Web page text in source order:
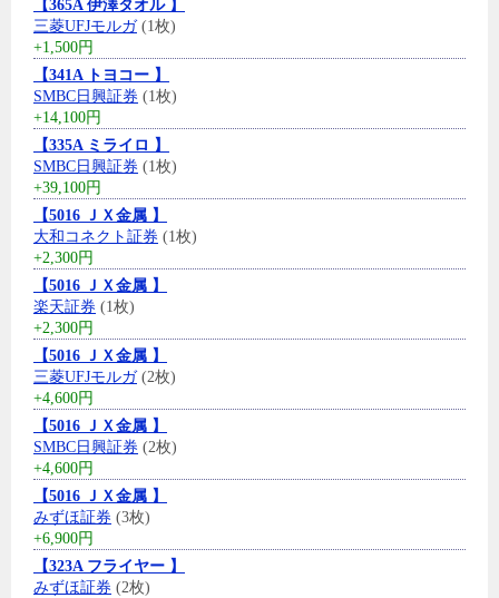
【365A 伊澤タオル 】
三菱UFJモルガ(1枚)
+1,500円
【341A トヨコー 】
SMBC日興証券 (1枚)
+14,100円
【335A ミライロ 】
SMBC日興証券 (1枚)
+39,100円
【5016 ＪＸ金属 】
大和コネクト証券 (1枚)
+2,300円
【5016 ＪＸ金属 】
楽天証券 (1枚)
+2,300円
【5016 ＪＸ金属 】
三菱UFJモルガ(2枚)
+4,600円
【5016 ＪＸ金属 】
SMBC日興証券 (2枚)
+4,600円
【5016 ＪＸ金属 】
みずほ証券 (3枚)
+6,900円
【323A フライヤー 】
みずほ証券 (2枚)